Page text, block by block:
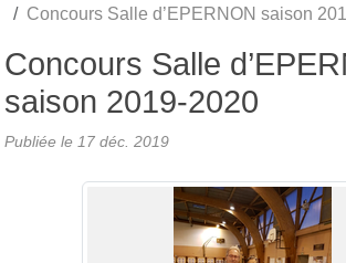
Concours Salle d’EPERNON saison
Concours Salle
saison 2019-2020
Publiée le 17 déc. 2019